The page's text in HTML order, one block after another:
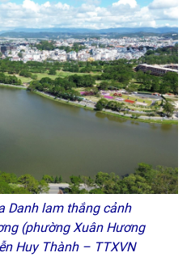
Danh lam thắng cảnh
(phường Xuân Hương
Huy Thành – TTXVN